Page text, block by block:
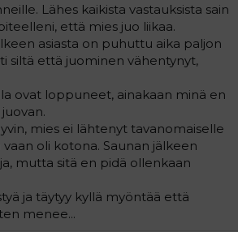
Lähes kaikista vastauksista sain
että mies juo liikaa.
asiasta on puhuttu aika paljon
siltä että juominen vähentynyt,
ovat loppuneet, ainakaan minä en
mies ei lähtenyt tavanomaiselle
oli kotona. Saunan jälkeen
mutta sitä en pidä ollenkaan
ja täytyy kyllä myöntää että
menee...